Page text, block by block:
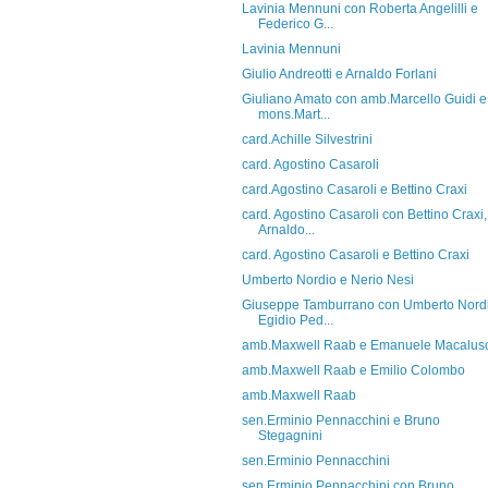
Lavinia Mennuni con Roberta Angelilli e
Federico G...
Lavinia Mennuni
Giulio Andreotti e Arnaldo Forlani
Giuliano Amato con amb.Marcello Guidi e
mons.Mart...
card.Achille Silvestrini
card. Agostino Casaroli
card.Agostino Casaroli e Bettino Craxi
card. Agostino Casaroli con Bettino Craxi,
Arnaldo...
card. Agostino Casaroli e Bettino Craxi
Umberto Nordio e Nerio Nesi
Giuseppe Tamburrano con Umberto
Egidio Ped...
amb.Maxwell Raab e Emanuele
amb.Maxwell Raab e Emilio Colombo
amb.Maxwell Raab
sen.Erminio Pennacchini e Bruno
Stegagnini
sen.Erminio Pennacchini